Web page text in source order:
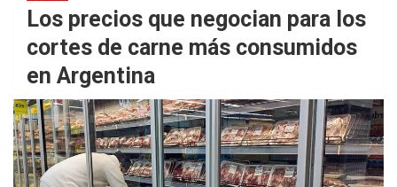
Los precios que negocian para los
cortes de carne más consumidos
en Argentina